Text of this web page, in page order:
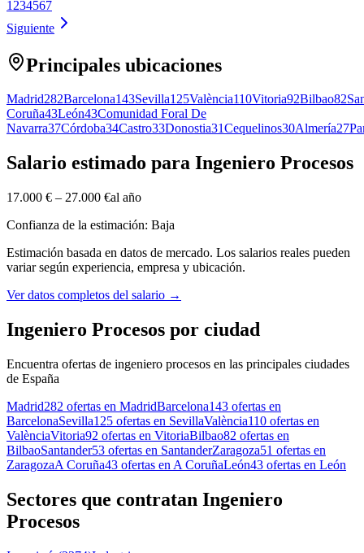
1 234567
Siguiente
Principales ubicaciones
Madrid282Barcelona143Sevilla125València110Vitoria92Bilbao82
Coruña43León43Comunidad Foral De
Navarra37Córdoba34Castro33Donostia31Cequelinos30Almería27
Salario estimado para Ingeniero Procesos
17.000 € – 27.000 €al año
Confianza de la estimación: Baja
Estimación basada en datos de mercado. Los salarios reales pueden
variar según experiencia, empresa y ubicación.
Ver datos completos del salario →
Ingeniero Procesos por ciudad
Encuentra ofertas de ingeniero procesos en las principales ciudades
de España
Madrid282 ofertas en MadridBarcelona143 ofertas en
BarcelonaSevilla125 ofertas en SevillaValència110 ofertas en
ValènciaVitoria92 ofertas en VitoriaBilbao82 ofertas en
BilbaoSantander53 ofertas en SantanderZaragoza51 ofertas en
ZaragozaA Coruña43 ofertas en A CoruñaLeón43 ofertas en León
Sectores que contratan Ingeniero
Procesos